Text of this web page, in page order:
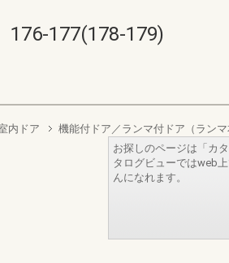
177(178-179)
内ドア 機能付ドア／ランマ付ドア（ランマ
お探しのページは「カ
タログビューではweb
んになれます。